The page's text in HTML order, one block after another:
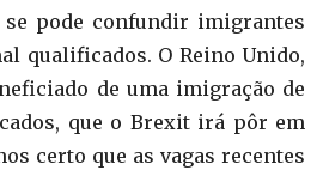
se pode confundir imigrantes
qualificados. O Reino Unido,
de uma imigração de
que o Brexit irá pôr em
certo que as vagas recentes